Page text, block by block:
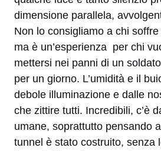
dimensione parallela,
Non lo consigliamo a chi
ma è un’esperienza per chi
mettersi nei panni di un
per un giorno. L’umidità e il
debole illuminazione e dalle
che zittire tutti. Incredibili, c’è
umane, soprattutto pensando
tunnel è stato costruito, senza